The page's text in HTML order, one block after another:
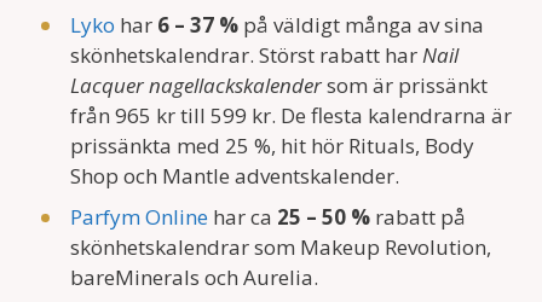
Lyko har 6 – 37 %på väldigt många av sina
skönhetskalendrar. Störst rabatt harNail
Lacquer nagellackskalendersom är prissänkt
från 965 kr till 599 kr. De flesta kalendrarna är
prissänkta med 25 %, hit hör Rituals, Body
Shop och Mantle adventskalender.
Parfym Onlinehar ca 25 – 50 %rabatt på
skönhetskalendrar som Makeup Revolution,
bareMinerals och Aurelia.